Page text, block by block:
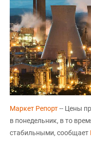
Маркет Репорт-- Цены
в понедельник, в то
стабильными, сообщает